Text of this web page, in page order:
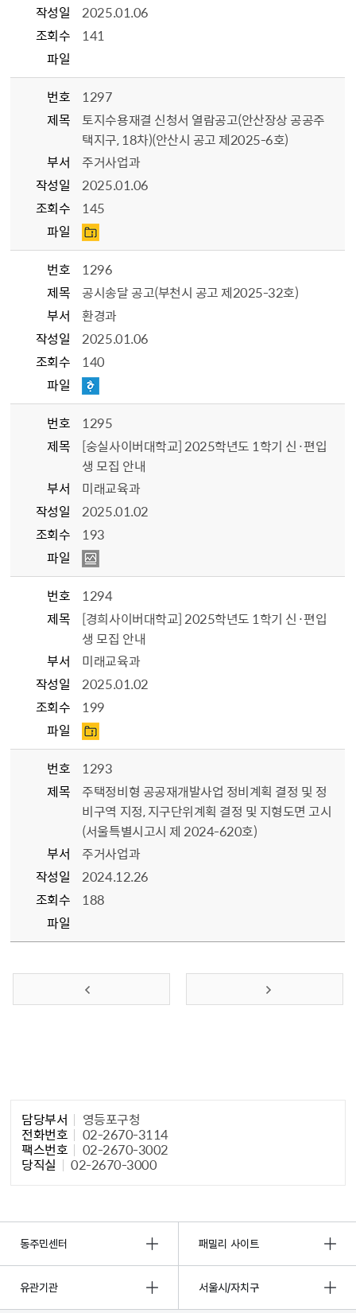
작성일
2025.01.06
조회수
141
파일
번호
1297
제목
토지수용재결 신청서 열람공고(안산장상 공공주
택지구, 18차)(안산시 공고 제2025-6호)
부서
주거사업과
작성일
2025.01.06
조회수
145
파일
번호
1296
제목
공시송달 공고(부천시 공고 제2025-32호)
부서
환경과
작성일
2025.01.06
조회수
140
파일
번호
1295
제목
[숭실사이버대학교] 2025학년도 1학기 신·편입
생 모집 안내
부서
미래교육과
작성일
2025.01.02
조회수
193
파일
번호
1294
제목
[경희사이버대학교] 2025학년도 1학기 신·편입
생 모집 안내
부서
미래교육과
작성일
2025.01.02
조회수
199
파일
번호
1293
제목
주택정비형 공공재개발사업 정비계획 결정 및 정
비구역 지정, 지구단위계획 결정 및 지형도면 고시
(서울특별시고시 제 2024-620호)
부서
주거사업과
작성일
2024.12.26
조회수
188
파일
이전 페이지 다음 페이지
담당부서 영등포구청
전화번호 02-2670-3114
팩스번호 02-2670-3002
당직실 02-2670-3000
동주민센터 패밀리 사이트
유관기관 서울시/자치구